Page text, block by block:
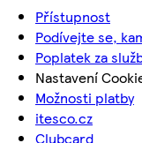
Přístupnost
Podívejte se,
Poplatek za
Nastavení
Možnosti platby
itesco.cz
Clubcard